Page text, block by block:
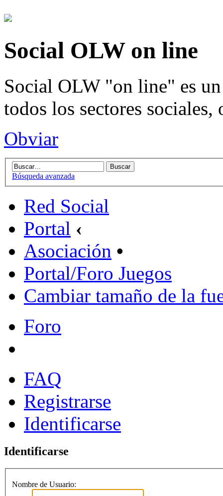
Social OLW on line
Social OLW "on line" es
todos los sectores sociales,
Obviar
Búsqueda avanzada
Red Social
Portal ‹
Asociación •
Portal/Foro Juegos
Cambiar tamaño de la
Foro
FAQ
Registrarse
Identificarse
Identificarse
Nombre de Usuario: